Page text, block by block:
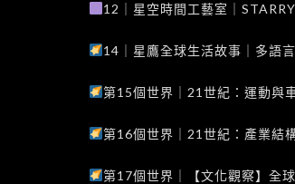
12｜星空時間工藝室｜
14｜星鷹全球生活故事｜多語
第15個世界｜21世紀：運動與
第16個世界｜21世紀：產業結
第17個世界｜【文化觀察】全